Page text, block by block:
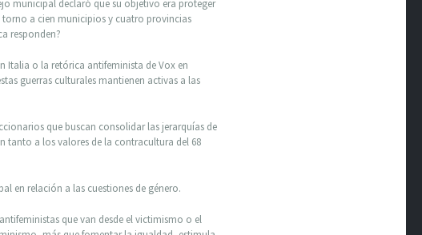
municipal declaró que su objetivo era proteger
torno a cien municipios y cuatro provincias
responden?
Italia o la retórica antifeminista de Vox en
guerras culturales mantienen activas a las
que buscan consolidar las jerarquías de
tanto a los valores de la contracultura del 68
en relación a las cuestiones de género.
que van desde el victimismo o el